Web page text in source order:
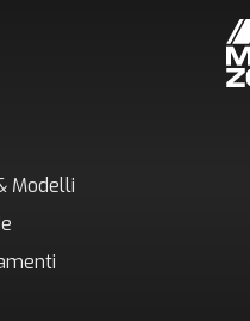
Modelli